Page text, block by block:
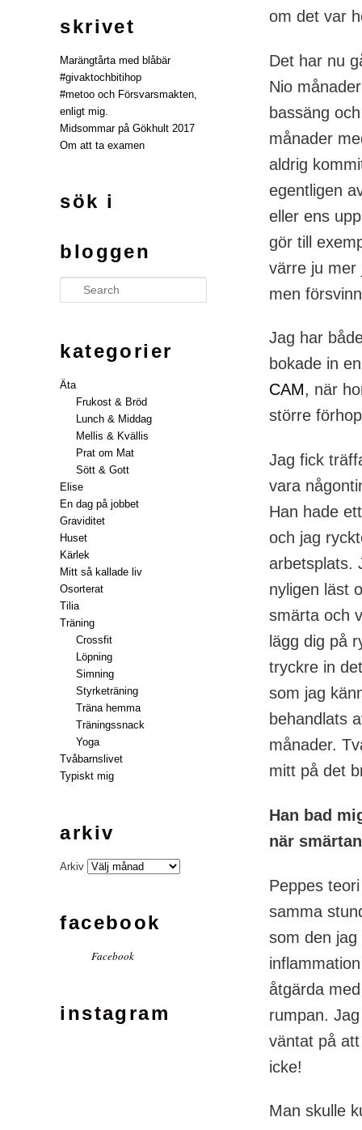
om det var
Det har nu
Nio
bassäng
månader
aldrig
egentligen
eller ens
gör till
värre ju mer
men
Jag har
bokade in
CAM, när
större
Jag fick
vara
Han hade
och jag
arbetsplats.
nyligen läst
smärta och
lägg dig på
tryckre in
som jag
behandlats
månader.
mitt på det
Han bad
när
Peppes
samma
som den
åtgärda
rumpan.
väntat på
icke!
Man skulle
skrivet
Marängtårta med blåbär
#givaktochbitihop
#metoo och Försvarsmakten,
enligt mig.
Midsommar på Gökhult 2017
Om att ta examen
sök i
bloggen
Search
kategorier
Äta
Frukost & Bröd
Lunch & Middag
Mellis & Kvällis
Prat om Mat
Sött & Gott
Elise
En dag på jobbet
Graviditet
Huset
Kärlek
Mitt så kallade liv
Osorterat
Tilia
Träning
Crossfit
Löpning
Simning
Styrketräning
Träna hemma
Träningssnack
Yoga
Tvåbarnslivet
Typiskt mig
arkiv
Arkiv
facebook
Facebook
instagram